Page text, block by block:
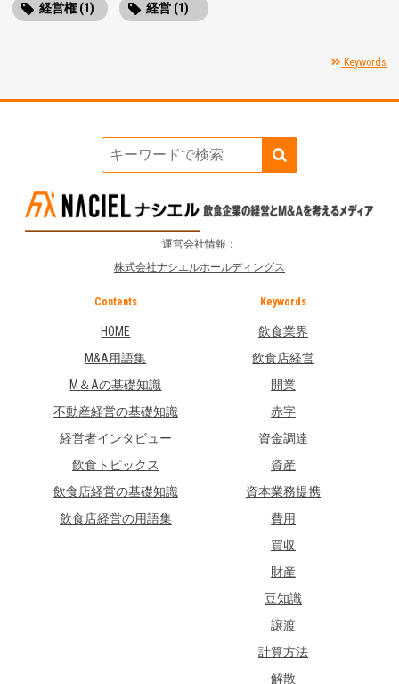
経営権 (1) 経営 (1)
Keywords
運営会社情報：
株式会社ナシエルホールディングス
Contents
HOME
M&A用語集
M＆Aの基礎知識
不動産経営の基礎知識
経営者インタビュー
飲食トピックス
飲食店経営の基礎知識
飲食店経営の用語集
Keywords
飲食業界
飲食店経営
開業
赤字
資金調達
資産
資本業務提携
費用
買収
財産
豆知識
譲渡
計算方法
解散